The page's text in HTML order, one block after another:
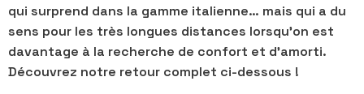
qui surprend dans la gamme italienne… mais qui a du
sens pour les très longues distances lorsqu'on est
davantage à la recherche de confort et d'amorti.
Découvrez notre retour complet ci-dessous !